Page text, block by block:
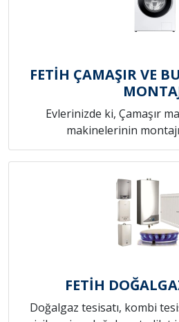
FETİH ÇAMAŞIR VE
Evlerinizde ki, Çamaşır
makinelerinin
FETİH
Doğalgaz tesisatı, kombi